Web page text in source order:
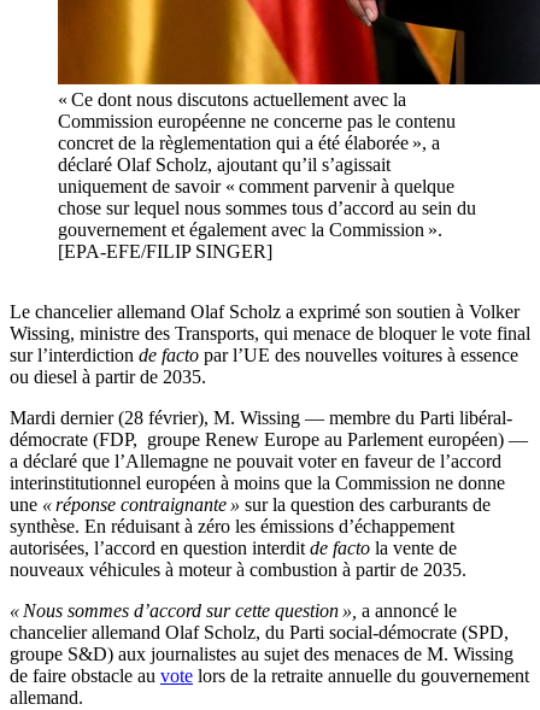
« Ce dont nous discutons actuellement avec la
Commission européenne ne concerne pas le contenu
concret de la règlementation qui a été élaborée », a
déclaré Olaf Scholz, ajoutant qu’il s’agissait
uniquement de savoir « comment parvenir à quelque
chose sur lequel nous sommes tous d’accord au sein du
gouvernement et également avec la Commission ».
[EPA-EFE/FILIP SINGER]
Le chancelier allemand Olaf Scholz a exprimé son soutien à Volker
Wissing, ministre des Transports, qui menace de bloquer le vote final
sur l’interdiction de facto par l’UE des nouvelles voitures à essence
ou diesel à partir de 2035.
Mardi dernier (28 février), M. Wissing — membre du Parti libéral-
démocrate (FDP, groupe Renew Europe au Parlement européen) —
a déclaré que l’Allemagne ne pouvait voter en faveur de l’accord
interinstitutionnel européen à moins que la Commission ne donne
une « réponse contraignante » sur la question des carburants de
synthèse. En réduisant à zéro les émissions d’échappement
autorisées, l’accord en question interdit de facto la vente de
nouveaux véhicules à moteur à combustion à partir de 2035.
« Nous sommes d’accord sur cette question », a annoncé le
chancelier allemand Olaf Scholz, du Parti social-démocrate (SPD,
groupe S&D) aux journalistes au sujet des menaces de M. Wissing
de faire obstacle au vote lors de la retraite annuelle du gouvernement
allemand.